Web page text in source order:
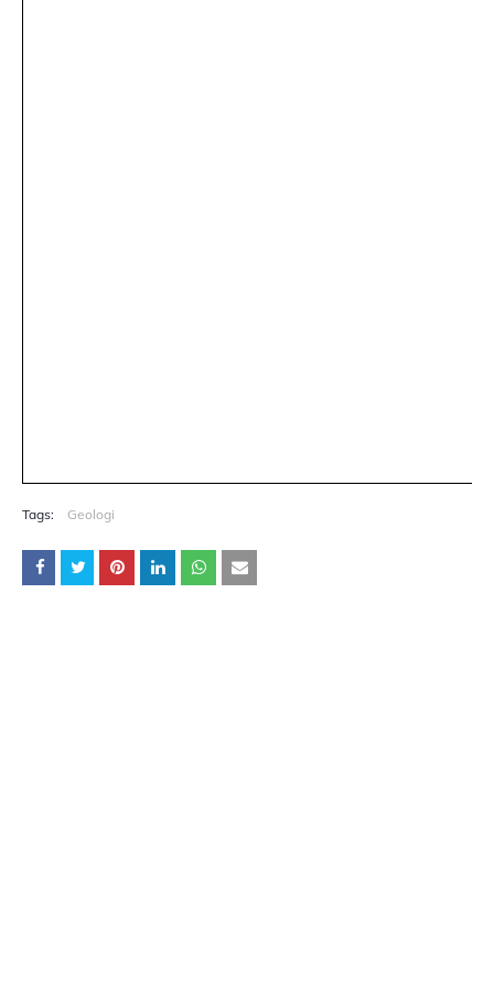
Tags: Geologi